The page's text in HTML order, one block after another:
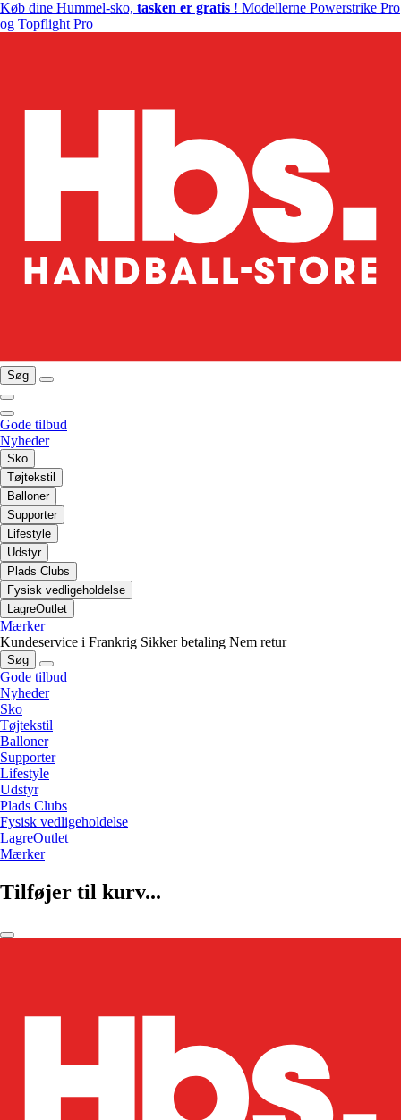
Køb dine Hummel-sko, tasken er gratis ! Modellerne Powerstrike Pro
og Topflight Pro
Søg
Gode tilbud
Nyheder
Sko
Tøjtekstil
Balloner
Supporter
Lifestyle
Udstyr
Plads Clubs
Fysisk vedligeholdelse
LagreOutlet
Mærker
Kundeservice i Frankrig Sikker betaling Nem retur
Søg
Gode tilbud
Nyheder
Sko
Tøjtekstil
Balloner
Supporter
Lifestyle
Udstyr
Plads Clubs
Fysisk vedligeholdelse
LagreOutlet
Mærker
Tilføjer til kurv...